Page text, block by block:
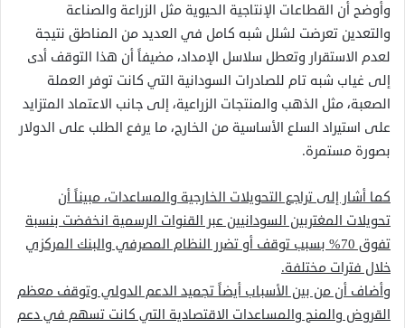
وأوضح أن القطاعات الإنتاجية الحيوية مثل الزراعة والصناعة
والتعدين تعرضت لشلل شبه كامل في العديد من المناطق نتيجة
لعدم الاستقرار وتعطل سلاسل الإمداد، مضيفاً أن هذا التوقف أدى
إلى غياب شبه تام للصادرات السودانية التي كانت توفر العملة
الصعبة، مثل الذهب والمنتجات الزراعية، إلى جانب الاعتماد المتزايد
على استيراد السلع الأساسية من الخارج، ما يرفع الطلب على الدولار
بصورة مستمرة.
كما أشار إلى تراجع التحويلات الخارجية والمساعدات، مبيناً أن
تحويلات المغتربين السودانيين عبر القنوات الرسمية انخفضت بنسبة
تفوق 70% بسبب توقف أو تضرر النظام المصرفي والبنك المركزي
خلال فترات مختلفة.
وأضاف أن من بين الأسباب أيضاً تجميد الدعم الدولي وتوقف معظم
القروض والمنح والمساعدات الاقتصادية التي كانت تسهم في دعم